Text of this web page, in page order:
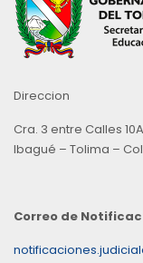
Direccion
Cra. 3 entre Calles 10A
Ibagué – Tolima –
Correo de